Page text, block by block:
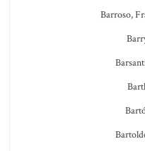
Barroso,